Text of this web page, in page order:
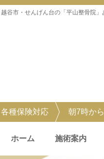
越谷市・せんげん台の「平山整骨院
各種保険対応 朝7時か
ホーム 施術案内